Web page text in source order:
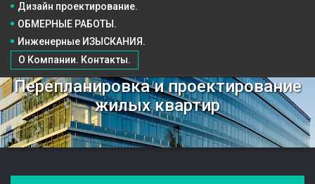
ОБМЕРНЫЕ РАБОТЫ.
Инженерные ИЗЫСКАНИЯ.
О Компании. Контакты.
Дизайн проектирование.
Перепланировка и проектирование
жилых квартир